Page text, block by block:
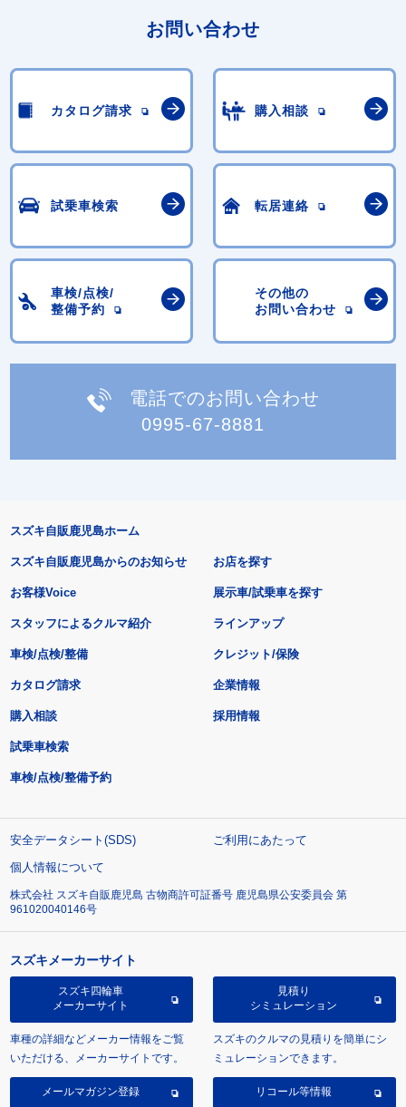
お問い合わせ
カタログ請求 購入相談
試乗車検索 転居連絡
車検/点検/
整備予約
その他の
お問い合わせ
電話でのお問い合わせ
0995-67-8881
スズキ自販鹿児島ホーム
スズキ自販鹿児島からのお知らせ
お客様Voice
スタッフによるクルマ紹介
お店を探す
展示車/試乗車を探す
ラインアップ
車検/点検/整備 クレジット/保険
カタログ請求
購入相談
試乗車検索
車検/点検/整備予約
企業情報
採用情報
安全データシート(SDS)
ご利用にあたって
個人情報について
株式会社 スズキ自販鹿児島 古物商許可証番号 鹿児島県公安委員会 第
961020040146号
スズキメーカーサイト
スズキ四輪車
メーカーサイト
車種の詳細などメーカー情報をご覧
いただける、メーカーサイトです。
見積り
シミュレーション
スズキのクルマの見積りを簡単にシ
ミュレーションできます。
メールマガジン登録 リコール等情報